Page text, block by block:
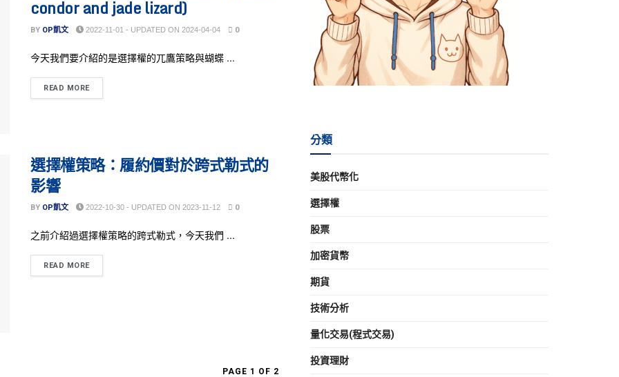
condor and jade lizard)
BY OP凱文 2022-11-01 - UPDATED ON 2024-04-04 0
今天我們要介紹的是選擇權的兀鷹策略與蝴蝶 ...
READ MORE
選擇權策略：履約價對於跨式勒式的
影響
BY OP凱文 2022-10-30 - UPDATED ON 2023-11-12 0
之前介紹過選擇權策略的跨式勒式，今天我們 ...
READ MORE
PAGE 1 OF 2
分類
美股代幣化
選擇權
股票
加密貨幣
期貨
技術分析
量化交易(程式交易)
投資理財